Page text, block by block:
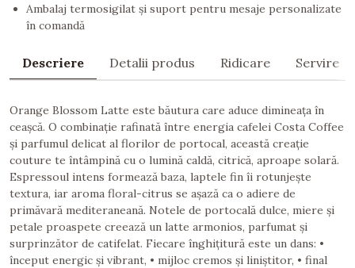
Ambalaj termosigilat și suport pentru mesaje personalizate
în comandă
Descriere Detalii produs Ridicare Servire
Orange Blossom Latte este băutura care aduce dimineața în
ceașcă. O combinație rafinată între energia cafelei Costa Coffee
și parfumul delicat al florilor de portocal, această creație
couture te întâmpină cu o lumină caldă, citrică, aproape solară.
Espressoul intens formează baza, laptele fin îi rotunjește
textura, iar aroma floral-citrus se așază ca o adiere de
primăvară mediteraneană. Notele de portocală dulce, miere și
petale proaspete creează un latte armonios, parfumat și
surprinzător de catifelat. Fiecare înghițitură este un dans: •
început energic și vibrant, • mijloc cremos și liniștitor, • final